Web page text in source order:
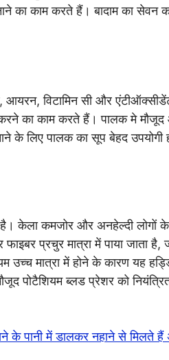
का काम करते हैं। बादाम का सेवन
विटामिन सी और
का काम करते हैं। पालक मे
के लिए पालक का सूप बेहद उपयोगी
केला कमजोर और अनहेल्दी लोगों
प्रचुर मात्रा में पाया जाता
उच्च मात्रा में होने के कारण यह
पोटैशियम ब्लड प्रेशर को
के पानी में डालकर नहाने से मिलते